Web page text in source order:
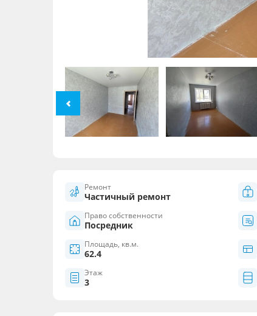
Ремонт
Частичный ремонт
Право собственности
Посредник
Площадь, кв.м.
62.4
Этаж
3